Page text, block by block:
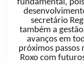
fundamental,
secretário
também a
avanços em
próximos passos
Roxo com